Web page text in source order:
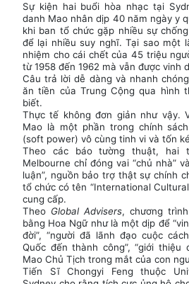
Sự kiện hai buổi hòa nhạc tại
danh Mao nhân dịp 40 năm ngày y
khi ban tổ chức gặp nhiều sự
để lại nhiều suy nghĩ. Tại sao một
nhiệm cho cái chết của 45 triệu
từ 1958 đến 1962 mà vẫn được vinh
Câu trả lời dễ dàng và nhanh
ăn tiền của Trung Cộng qua hình
biết.
Thực tế không đơn giản như vậy.
Mao là một phần trong chính
(soft power) vô cùng tinh vi và tốn
Theo các báo tường thuật, hai
Melbourne chỉ đóng vai “chủ nhà”
luận”, nguồn bảo trợ thật sự chính
tổ chức có tên “International
cung cấp.
Theo Global Advisers, chương
bằng Hoa Ngữ như là một dịp để
đời”, “người đã lãnh đạo cuộc
Quốc đến thành công”, “giới
Mao Chủ Tịch trong mắt của con
Tiến Sĩ Chongyi Feng thuộc